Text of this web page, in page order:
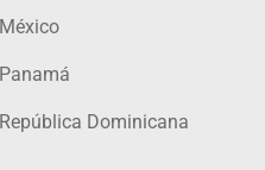
México
Panamá
República Dominicana